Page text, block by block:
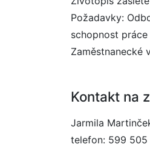
Požadavky:
schopnost
Zaměstnanecké
Kontakt na
Jarmila
telefon: 599 505